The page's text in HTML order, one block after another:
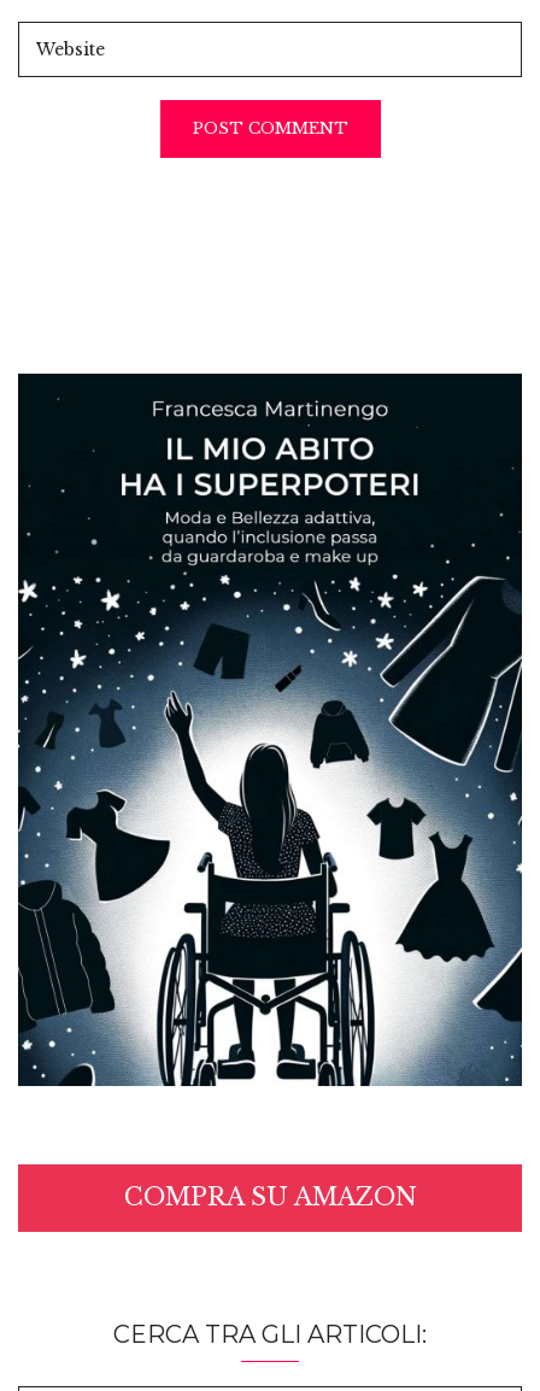
COMPRA SU AMAZON
CERCA TRA GLI ARTICOLI: